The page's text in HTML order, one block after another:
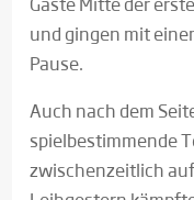
und gingen mit
Pause.
Auch nach dem
spielbestimmende
zwischenzeitlich